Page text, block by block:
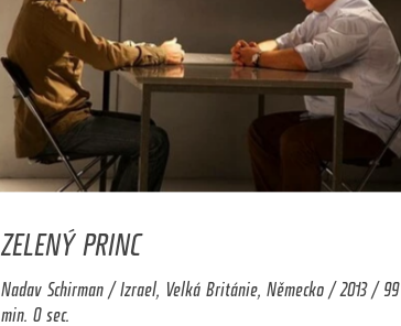
ZELENÝ PRINC
Nadav Schirman / Izrael, Velká Británie, Německo / 2013 / 99
min. 0 sec.